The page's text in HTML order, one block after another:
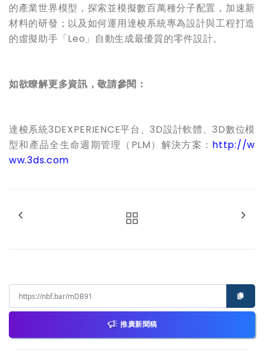
的產業世界模型，探索並模擬數百萬種分子配置，加速新
材料的研發；以及如何運用達梭系統專為設計與工程打造
的虛擬助手「Leo」自動生成最優質的零件設計。
如欲瞭解更多資訊，敬請參閱：
達梭系統3DEXPERIENCE平台、3D設計軟體、3D數位模
型和產品全生命週期管理（PLM）解決方案： http://w
ww.3ds.com
推廣新聞稿